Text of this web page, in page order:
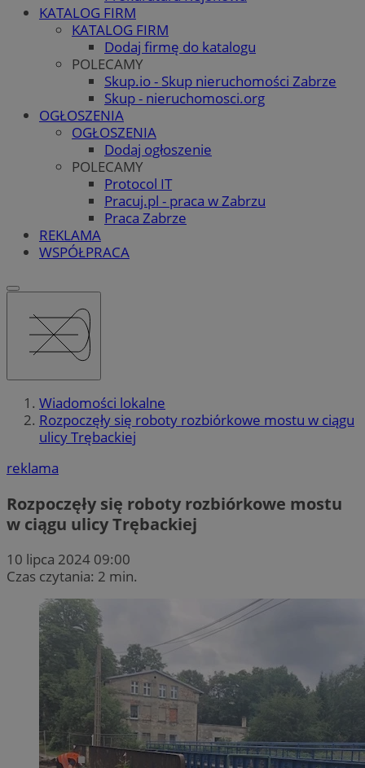
KATALOG FIRM
KATALOG FIRM
Dodaj firmę do katalogu
POLECAMY
Skup.io - Skup nieruchomości Zabrze
Skup - nieruchomosci.org
OGŁOSZENIA
OGŁOSZENIA
Dodaj ogłoszenie
POLECAMY
Protocol IT
Pracuj.pl - praca w Zabrzu
Praca Zabrze
REKLAMA
WSPÓŁPRACA
Wiadomości lokalne
Rozpoczęły się roboty rozbiórkowe mostu w ciągu
ulicy Trębackiej
reklama
Rozpoczęły się roboty rozbiórkowe mostu
w ciągu ulicy Trębackiej
10 lipca 2024 09:00
Czas czytania: 2 min.